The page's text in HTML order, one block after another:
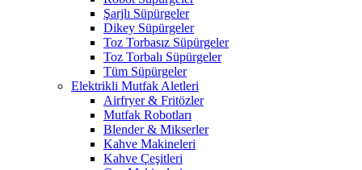
Şarjlı Süpürgeler
Dikey Süpürgeler
Toz Torbasız Süpürgeler
Toz Torbalı Süpürgeler
Tüm Süpürgeler
Elektrikli Mutfak Aletleri
Airfryer & Fritözler
Mutfak Robotları
Blender & Mikserler
Kahve Makineleri
Kahve Çeşitleri